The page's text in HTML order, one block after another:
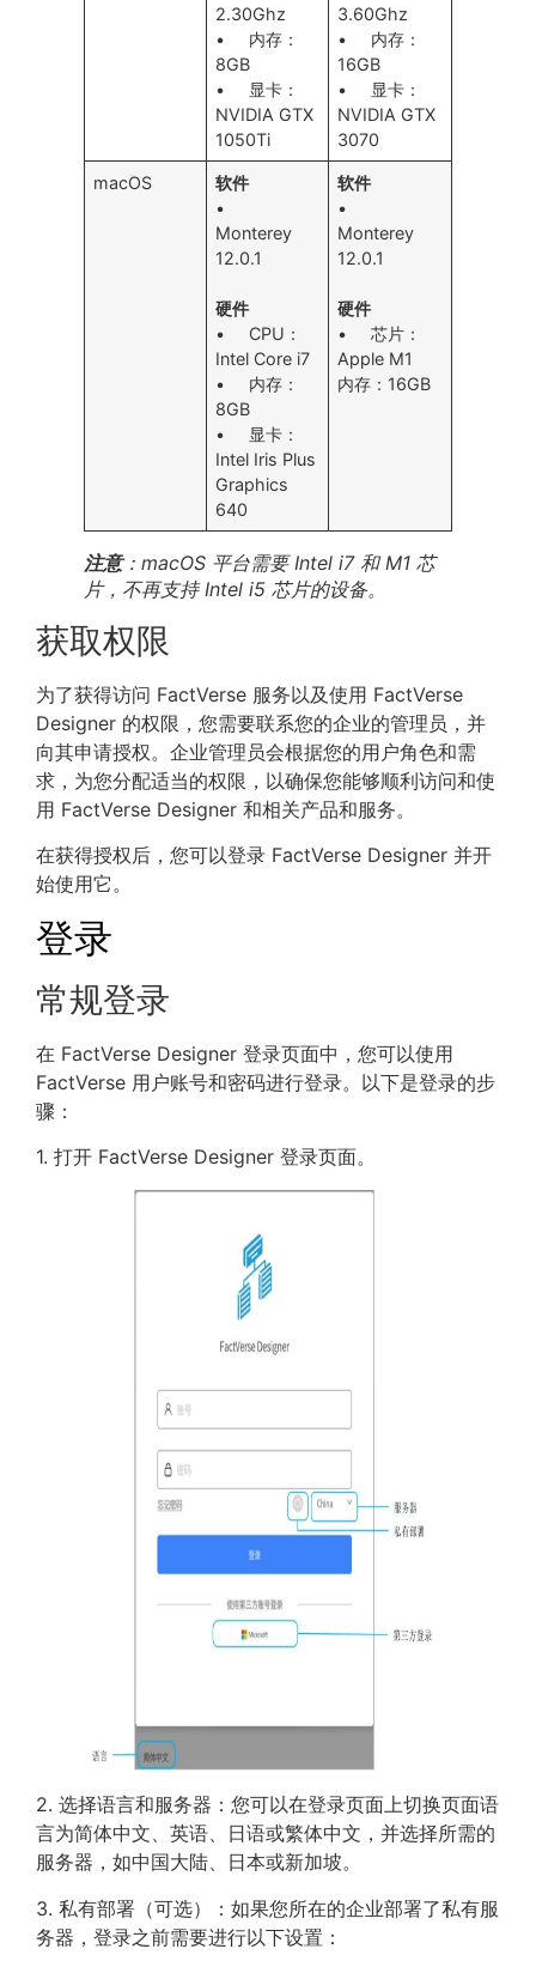
2.30Ghz
• 内存：
8GB
• 显卡：
NVIDIA GTX
1050Ti
3.60Ghz
• 内存：
16GB
• 显卡：
NVIDIA GTX
3070
macOS
软件
•
Monterey
12.0.1
硬件
• CPU：
Intel Core i7
• 内存：
8GB
• 显卡：
Intel Iris Plus
Graphics
640
软件
•
Monterey
12.0.1
硬件
• 芯片：
Apple M1
内存：16GB
注意：macOS 平台需要 Intel i7 和 M1 芯
片，不再支持 Intel i5 芯片的设备。
获取权限
为了获得访问 FactVerse 服务以及使用 FactVerse
Designer 的权限，您需要联系您的企业的管理员，并
向其申请授权。企业管理员会根据您的用户角色和需
求，为您分配适当的权限，以确保您能够顺利访问和使
用 FactVerse Designer 和相关产品和服务。
在获得授权后，您可以登录 FactVerse Designer 并开
始使用它。
登录
常规登录
在 FactVerse Designer 登录页面中，您可以使用
FactVerse 用户账号和密码进行登录。以下是登录的步
骤：
1. 打开 FactVerse Designer 登录页面。
2. 选择语言和服务器：您可以在登录页面上切换页面语
言为简体中文、英语、日语或繁体中文，并选择所需的
服务器，如中国大陆、日本或新加坡。
3. 私有部署（可选）：如果您所在的企业部署了私有服
务器，登录之前需要进行以下设置：